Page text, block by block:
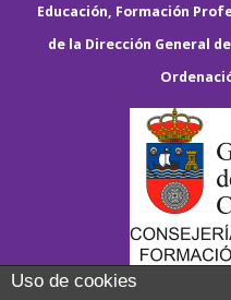
Educación, Formación
de la Dirección General
Uso de cookies